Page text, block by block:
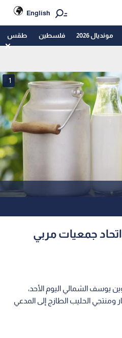
English
مونديال 2026 فلسطين طقس
1
جمعيات مربي
يوسف الشمالي اليوم الأحد،
ومنتجي الحليب الطازج إلى المدعي